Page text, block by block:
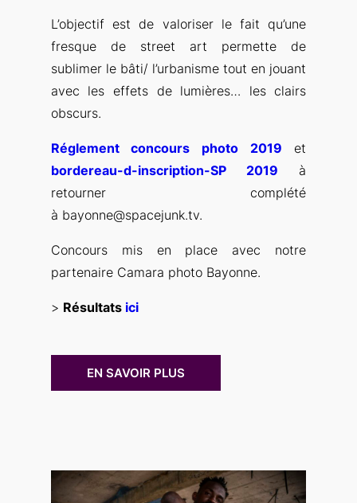
L’objectif est de valoriser le fait qu’une
fresque de street art permette de
sublimer le bâti/ l’urbanisme tout en jouant
avec les effets de lumières… les clairs
obscurs.
Réglement concours photo 2019 et
bordereau-d-inscription-SP 2019 à
retourner complété
à bayonne@spacejunk.tv.
Concours mis en place avec notre
partenaire Camara photo Bayonne.
> Résultats ici
EN SAVOIR PLUS